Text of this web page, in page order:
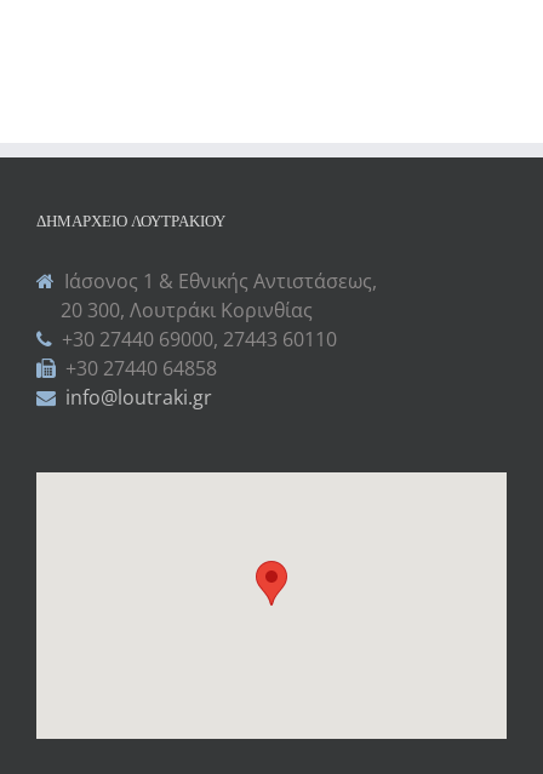
ΔΗΜΑΡΧΕΊΟ ΛΟΥΤΡΑΚΊΟΥ
Ιάσονος 1 & Εθνικής Αντιστάσεως,
20 300, Λουτράκι Κορινθίας
+30 27440 69000, 27443 60110
+30 27440 64858
info@loutraki.gr